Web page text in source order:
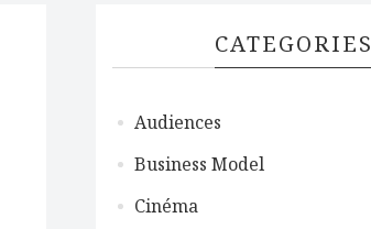
CATEGORIES
Audiences
Business Model
Cinéma